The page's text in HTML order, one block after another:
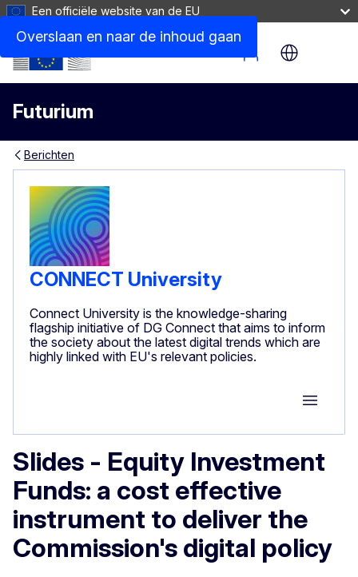
Overslaan en naar de inhoud gaan
Een officiële website van de EU
Futurium
Site Menu
Berichten
CONNECT University
Connect University is the knowledge-sharing
flagship initiative of DG Connect that aims to inform
the society about the latest digital trends which are
highly linked with EU's relevant policies.
Group
Slides - Equity Investment
Funds: a cost effective
instrument to deliver the
Commission's digital policy